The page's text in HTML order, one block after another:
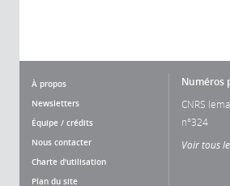
À propos
Newsletters
Équipe / crédits
Nous contacter
Charte d'utilisation
Plan du site
Numéros
CNRS
n°324
Voir tous